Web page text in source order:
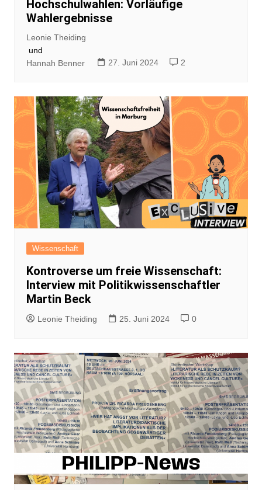
Hochschulwahlen: Vorläufige
Wahlergebnisse
Leonie Theiding
und
Hannah Benner
27. Juni 2024 2
Wissenschaft
Kontroverse um freie Wissenschaft:
Interview mit Politikwissenschaftler
Martin Beck
Leonie Theiding 25. Juni 2024 0